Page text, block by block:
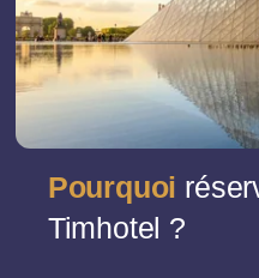
Pourquoi
Timhotel ?